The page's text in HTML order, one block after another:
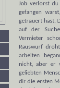
Job verlorst
gefangen
getrauert hast.
auf der
Vermieter
Rauswurf
arbeiten
nicht, aber er
geliebten
dir die ersten